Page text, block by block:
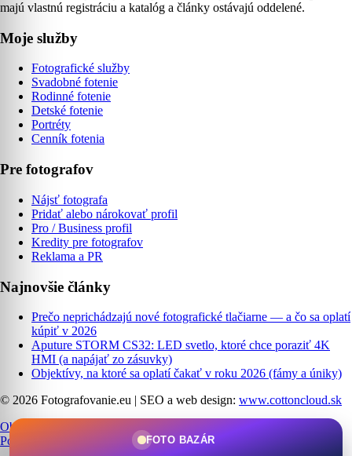
majú vlastnú registráciu a katalóg a články ostávajú oddelené.
Moje služby
Fotografické služby
Svadobné fotenie
Rodinné fotenie
Detské fotenie
Portréty
Cenník fotenia
Pre fotografov
Nájsť fotografa
Pridať alebo nárokovať profil
Pro / Business profil
Kredity pre fotografov
Reklama a PR
Najnovšie články
Prečo neprichádzajú nové fotografické tlačiarne — a čo sa oplatí
kúpiť v 2026
Aputure STORM CS32: LED svetlo, ktoré chce poraziť 4K
HMI (a napájať zo zásuvky)
Objektívy, na ktoré sa oplatí čakať v roku 2026 (fámy a úniky)
© 2026 Fotografovanie.eu | SEO a web design: www.cottoncloud.sk
Obchodné podmienky
Podmienky používania
FOTO BAZÁR